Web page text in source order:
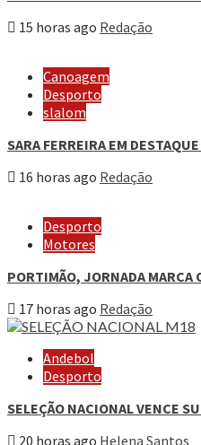
15 horas ago Redação
Canoagem
Desporto
slalom
SARA FERREIRA EM
16 horas ago Redação
Desporto
Motores
PORTIMÃO, JORNADA MARCA
17 horas ago Redação
Andebol
Desporto
SELEÇÃO NACIONAL VENCE
20 horas ago Helena Santos